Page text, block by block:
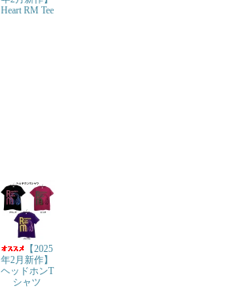
Heart RM Tee
【2025
年2月新作】
ヘッドホンT
シャツ